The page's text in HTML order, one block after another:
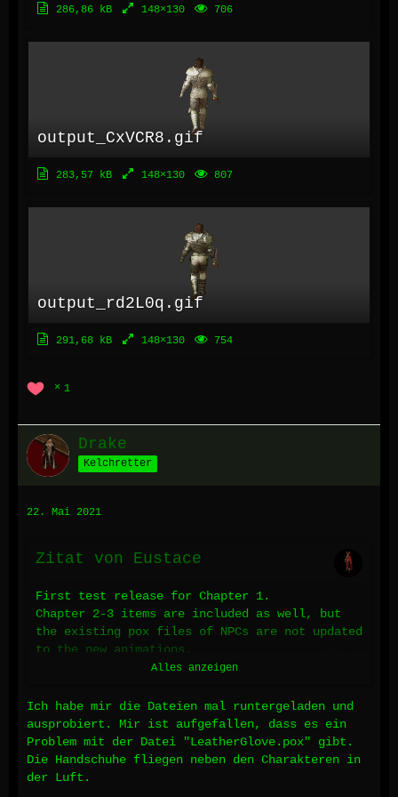
286,86 kB 148×130 706
output_CxVCR8.gif
283,57 kB 148×130 807
output_rd2L0q.gif
291,68 kB 148×130 754
1
Drake
Kelchretter
22. Mai 2021
Zitat von Eustace
First test release for Chapter 1.
Chapter 2-3 items are included as well, but
the existing pox files of NPCs are not updated
to the new animations.
release, otherwise you'll encounter "flashing
clothes". Can be fixed though.
https://drive.google.com/drive…pl4GvBTuJuTUZ?
usp=sharing
Alles anzeigen
Ich habe mir die Dateien mal runtergeladen und
ausprobiert. Mir ist aufgefallen, dass es ein
Problem mit der Datei "LeatherGlove.pox" gibt.
Die Handschuhe fliegen neben den Charakteren in
der Luft.